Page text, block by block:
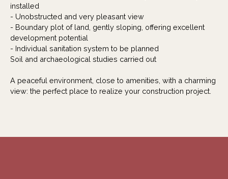
installed
- Unobstructed and very pleasant view
- Boundary plot of land, gently sloping, offering excellent
development potential
- Individual sanitation system to be planned
Soil and archaeological studies carried out
A peaceful environment, close to amenities, with a charming
view: the perfect place to realize your construction project.